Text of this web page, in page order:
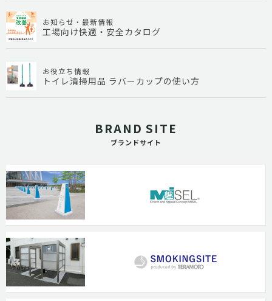
お知らせ・最新情報
工場向け快適・安全カタログ
お役立ち情報
トイレ清掃用品 ラバーカップの使い方
BRAND SITE
ブランドサイト